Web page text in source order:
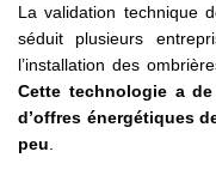
La validation technique
séduit plusieurs
l’installation des
Cette technologie a
d’offres énergétiques
peu